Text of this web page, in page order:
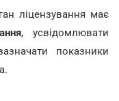
ліцензування має
, усвідомлювати
показники